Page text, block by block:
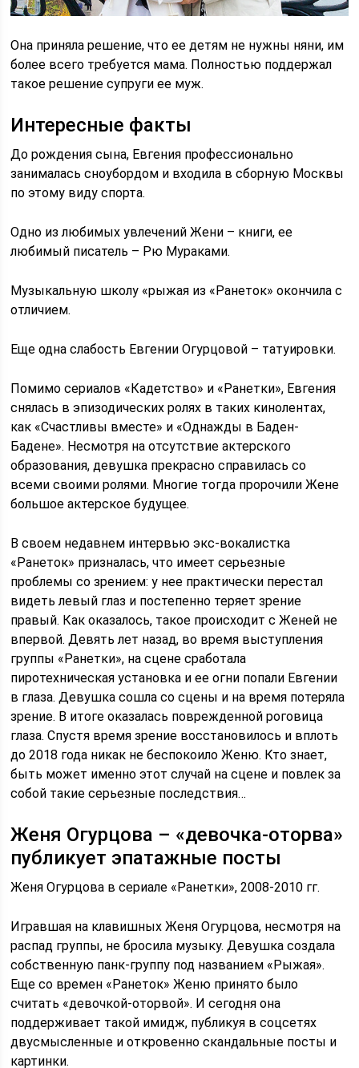
Она приняла решение, что ее детям не нужны няни, им
более всего требуется мама. Полностью поддержал
такое решение супруги ее муж.
Интересные факты
До рождения сына, Евгения профессионально
занималась сноубордом и входила в сборную Москвы
по этому виду спорта.
Одно из любимых увлечений Жени – книги, ее
любимый писатель – Рю Мураками.
Музыкальную школу «рыжая из «Ранеток» окончила с
отличием.
Еще одна слабость Евгении Огурцовой – татуировки.
Помимо сериалов «Кадетство» и «Ранетки», Евгения
снялась в эпизодических ролях в таких кинолентах,
как «Счастливы вместе» и «Однажды в Баден-
Бадене». Несмотря на отсутствие актерского
образования, девушка прекрасно справилась со
всеми своими ролями. Многие тогда пророчили Жене
большое актерское будущее.
В своем недавнем интервью экс-вокалистка
«Ранеток» призналась, что имеет серьезные
проблемы со зрением: у нее практически перестал
видеть левый глаз и постепенно теряет зрение
правый. Как оказалось, такое происходит с Женей не
впервой. Девять лет назад, во время выступления
группы «Ранетки», на сцене сработала
пиротехническая установка и ее огни попали Евгении
в глаза. Девушка сошла со сцены и на время потеряла
зрение. В итоге оказалась поврежденной роговица
глаза. Спустя время зрение восстановилось и вплоть
до 2018 года никак не беспокоило Женю. Кто знает,
быть может именно этот случай на сцене и повлек за
собой такие серьезные последствия…
Женя Огурцова – «девочка-оторва»
публикует эпатажные посты
Женя Огурцова в сериале «Ранетки», 2008-2010 гг.
Игравшая на клавишных Женя Огурцова, несмотря на
распад группы, не бросила музыку. Девушка создала
собственную панк-группу под названием «Рыжая».
Еще со времен «Ранеток» Женю принято было
считать «девочкой-оторвой». И сегодня она
поддерживает такой имидж, публикуя в соцсетях
двусмысленные и откровенно скандальные посты и
картинки.